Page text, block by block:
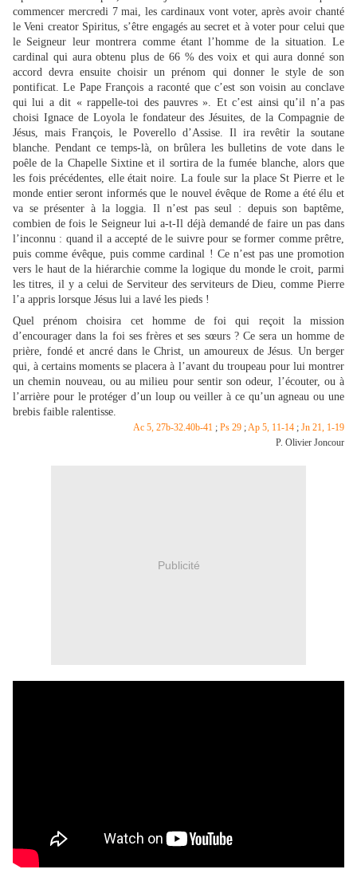
commencer mercredi 7 mai, les cardinaux vont voter, après avoir chanté
le Veni creator Spiritus, s’être engagés au secret et à voter pour celui que
le Seigneur leur montrera comme étant l’homme de la situation. Le
cardinal qui aura obtenu plus de 66 % des voix et qui aura donné son
accord devra ensuite choisir un prénom qui donner le style de son
pontificat. Le Pape François a raconté que c’est son voisin au conclave
qui lui a dit « rappelle-toi des pauvres ». Et c’est ainsi qu’il n’a pas
choisi Ignace de Loyola le fondateur des Jésuites, de la Compagnie de
Jésus, mais François, le Poverello d’Assise. Il ira revêtir la soutane
blanche. Pendant ce temps-là, on brûlera les bulletins de vote dans le
poêle de la Chapelle Sixtine et il sortira de la fumée blanche, alors que
les fois précédentes, elle était noire. La foule sur la place St Pierre et le
monde entier seront informés que le nouvel évêque de Rome a été élu et
va se présenter à la loggia. Il n’est pas seul : depuis son baptême,
combien de fois le Seigneur lui a-t-Il déjà demandé de faire un pas dans
l’inconnu : quand il a accepté de le suivre pour se former comme prêtre,
puis comme évêque, puis comme cardinal ! Ce n’est pas une promotion
vers le haut de la hiérarchie comme la logique du monde le croit, parmi
les titres, il y a celui de Serviteur des serviteurs de Dieu, comme Pierre
l’a appris lorsque Jésus lui a lavé les pieds !
Quel prénom choisira cet homme de foi qui reçoit la mission
d’encourager dans la foi ses frères et ses sœurs ? Ce sera un homme de
prière, fondé et ancré dans le Christ, un amoureux de Jésus. Un berger
qui, à certains moments se placera à l’avant du troupeau pour lui montrer
un chemin nouveau, ou au milieu pour sentir son odeur, l’écouter, ou à
l’arrière pour le protéger d’un loup ou veiller à ce qu’un agneau ou une
brebis faible ralentisse.
Ac 5, 27b-32.40b-41 ; Ps 29 ;Ap 5, 11-14 ; Jn 21, 1-19
P. Olivier Joncour
Publicité